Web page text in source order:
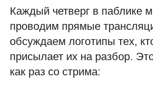
Каждый четверг в паблике
проводим прямые
обсуждаем логотипы тех,
присылает их на разбор.
как раз со стрима: